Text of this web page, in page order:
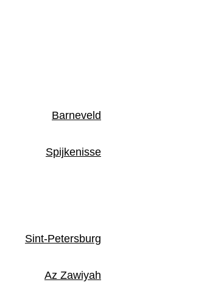
Barneveld
Spijkenisse
Sint-Petersburg
Az Zawiyah